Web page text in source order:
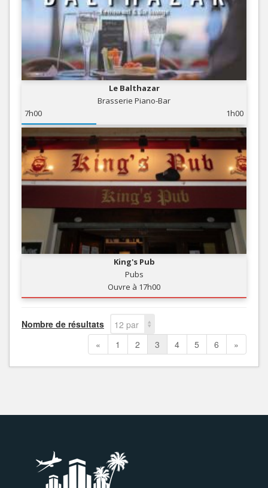
Le Balthazar
Brasserie Piano-Bar
7h00
1h00
King's Pub
Pubs
Ouvre à 17h00
Nombre de résultats
12 par
page
« 1 2 3 4 5 6 »